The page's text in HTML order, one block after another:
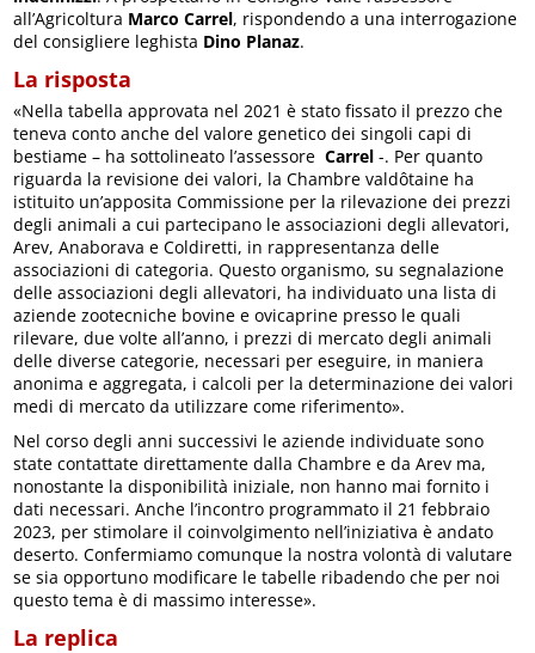
all’Agricoltura Marco Carrel, rispondendo a una interrogazione
del consigliere leghista Dino Planaz.
La risposta
«Nella tabella approvata nel 2021 è stato fissato il prezzo che
teneva conto anche del valore genetico dei singoli capi di
bestiame – ha sottolineato l’assessore Carrel -. Per quanto
riguarda la revisione dei valori, la Chambre valdôtaine ha
istituito un’apposita Commissione per la rilevazione dei prezzi
degli animali a cui partecipano le associazioni degli allevatori,
Arev, Anaborava e Coldiretti, in rappresentanza delle
associazioni di categoria. Questo organismo, su segnalazione
delle associazioni degli allevatori, ha individuato una lista di
aziende zootecniche bovine e ovicaprine presso le quali
rilevare, due volte all’anno, i prezzi di mercato degli animali
delle diverse categorie, necessari per eseguire, in maniera
anonima e aggregata, i calcoli per la determinazione dei valori
medi di mercato da utilizzare come riferimento».
Nel corso degli anni successivi le aziende individuate sono
state contattate direttamente dalla Chambre e da Arev ma,
nonostante la disponibilità iniziale, non hanno mai fornito i
dati necessari. Anche l’incontro programmato il 21 febbraio
2023, per stimolare il coinvolgimento nell’iniziativa è andato
deserto. Confermiamo comunque la nostra volontà di valutare
se sia opportuno modificare le tabelle ribadendo che per noi
questo tema è di massimo interesse».
La replica